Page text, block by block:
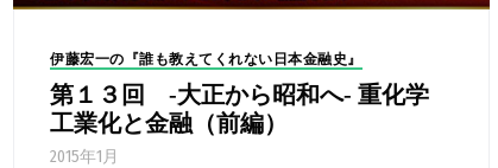
伊藤宏一の『誰も教えてくれない日本金融史』
第１３回 -大正から昭和へ- 重化学
工業化と金融（前編）
2015年1月